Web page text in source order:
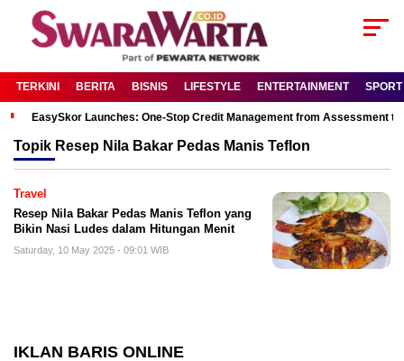
TERKINI BERITA BISNIS LIFESTYLE ENTERTAINMENT SPORT
EasySkor Launches: One-Stop Credit Management from Assessment
Topik Resep Nila Bakar Pedas Manis Teflon
Travel
Resep Nila Bakar Pedas Manis Teflon yang
Bikin Nasi Ludes dalam Hitungan Menit
Saturday, 10 May 2025 - 09:01 WIB
IKLAN BARIS ONLINE